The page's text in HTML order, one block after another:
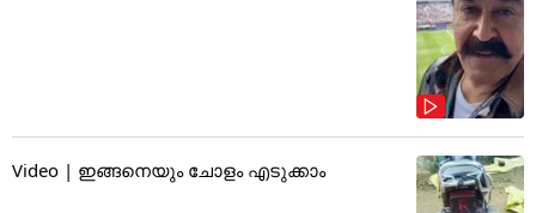
Video | ഇങ്ങനെയും ചോളം എടുക്കാം